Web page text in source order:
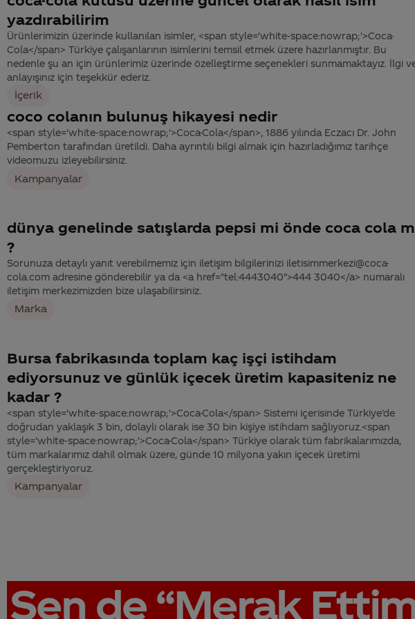
yazdırabilirim
Ürünlerimizin üzerinde kullanılan isimler, <span style='white-space:nowrap;'>Coca-
Cola</span> Türkiye çalışanlarının isimlerini temsil etmek üzere hazırlanmıştır. Bu
nedenle şu an için ürünlerimiz üzerinde özelleştirme seçenekleri sunmamaktayız. İlgi
anlayışınız için teşekkür ederiz.
İçerik
coco colanın bulunuş hikayesi nedir
<span style='white-space:nowrap;'>Coca-Cola</span>, 1886 yılında Eczacı Dr. John
Pemberton tarafından üretildi. Daha ayrıntılı bilgi almak için hazırladığımız tarihçe
videomuzu izleyebilirsiniz.
Kampanyalar
dünya genelinde satışlarda pepsi mi önde coca cola
?
Sorunuza detaylı yanıt verebilmemiz için iletişim bilgilerinizi iletisimmerkezi@coca-
cola.com adresine gönderebilir ya da <a href="tel:4443040">444 3040</a> numaralı
iletişim merkezimizden bize ulaşabilirsiniz.
Marka
Bursa fabrikasında toplam kaç işçi istihdam
ediyorsunuz ve günlük içecek üretim kapasiteniz ne
kadar ?
<span style='white-space:nowrap;'>Coca-Cola</span> Sistemi içerisinde Türkiye’de
doğrudan yaklaşık 3 bin, dolaylı olarak ise 30 bin kişiye istihdam sağlıyoruz.<span
style='white-space:nowrap;'>Coca-Cola</span> Türkiye olarak tüm fabrikalarımızda,
tüm markalarımız dahil olmak üzere, günde 10 milyona yakın içecek üretimi
gerçekleştiriyoruz.
Kampanyalar
Sen de “Merak